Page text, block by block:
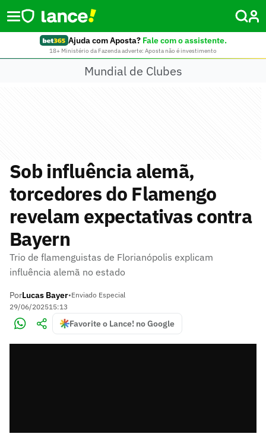
Ajuda com Aposta? Fale com o assistente.
18+ Ministério da Fazenda adverte: Aposta não é investimento
Mundial de Clubes
Sob influência alemã,
torcedores do Flamengo
revelam expectativas contra
Bayern
Trio de flamenguistas de Florianópolis explicam
influência alemã no estado
PorLucas Bayer•Enviado Especial
29/06/202515:13
Favorite o Lance! no Google